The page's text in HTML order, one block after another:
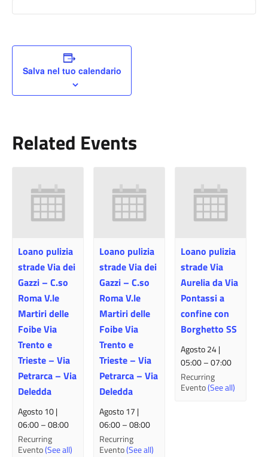
Salva nel tuo calendario
Related Events
Loano pulizia
strade Via dei
Gazzi – C.so
Roma V.le
Martiri delle
Foibe Via
Trento e
Trieste – Via
Petrarca – Via
Deledda
Agosto 10 |
06:00–08:00
Recurring
Evento(See all)
Loano pulizia
strade Via dei
Gazzi – C.so
Roma V.le
Martiri delle
Foibe Via
Trento e
Trieste – Via
Petrarca – Via
Deledda
Agosto 17 |
06:00–08:00
Recurring
Evento(See all)
Loano pulizia
strade Via
Aurelia da Via
Pontassi a
confine con
Borghetto SS
Agosto 24 |
05:00–07:00
Recurring
Evento(See all)